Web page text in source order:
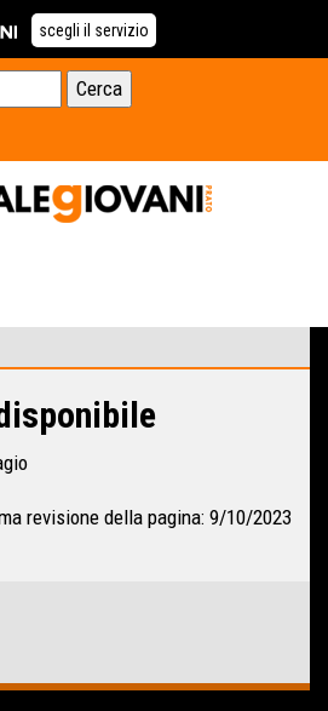
scegli il servizio
revisione della pagina: 9/10/2023